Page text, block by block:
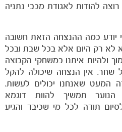
להודות לאגודת מכבי נתניה
יודע כמה ההנצחה הזאת חשובה
לא רק היום אלא בכל שבת ובכל
ולהיות איתנו במשחקי הקבוצה
שחר. אין הנצחה שיכולה להקל
המעט שאנחנו יכולים לעשות.
תמשיך להוות דוגמא
תודה לכל מי שכיבד והגיע